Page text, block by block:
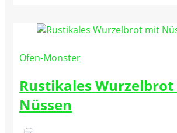
Ofen-Monster
Rustikales
Nüssen